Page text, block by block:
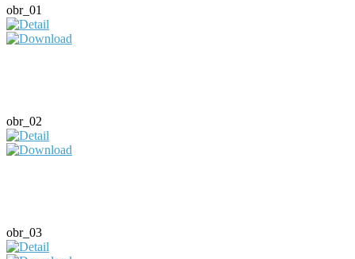
obr_01
obr_02
obr_03